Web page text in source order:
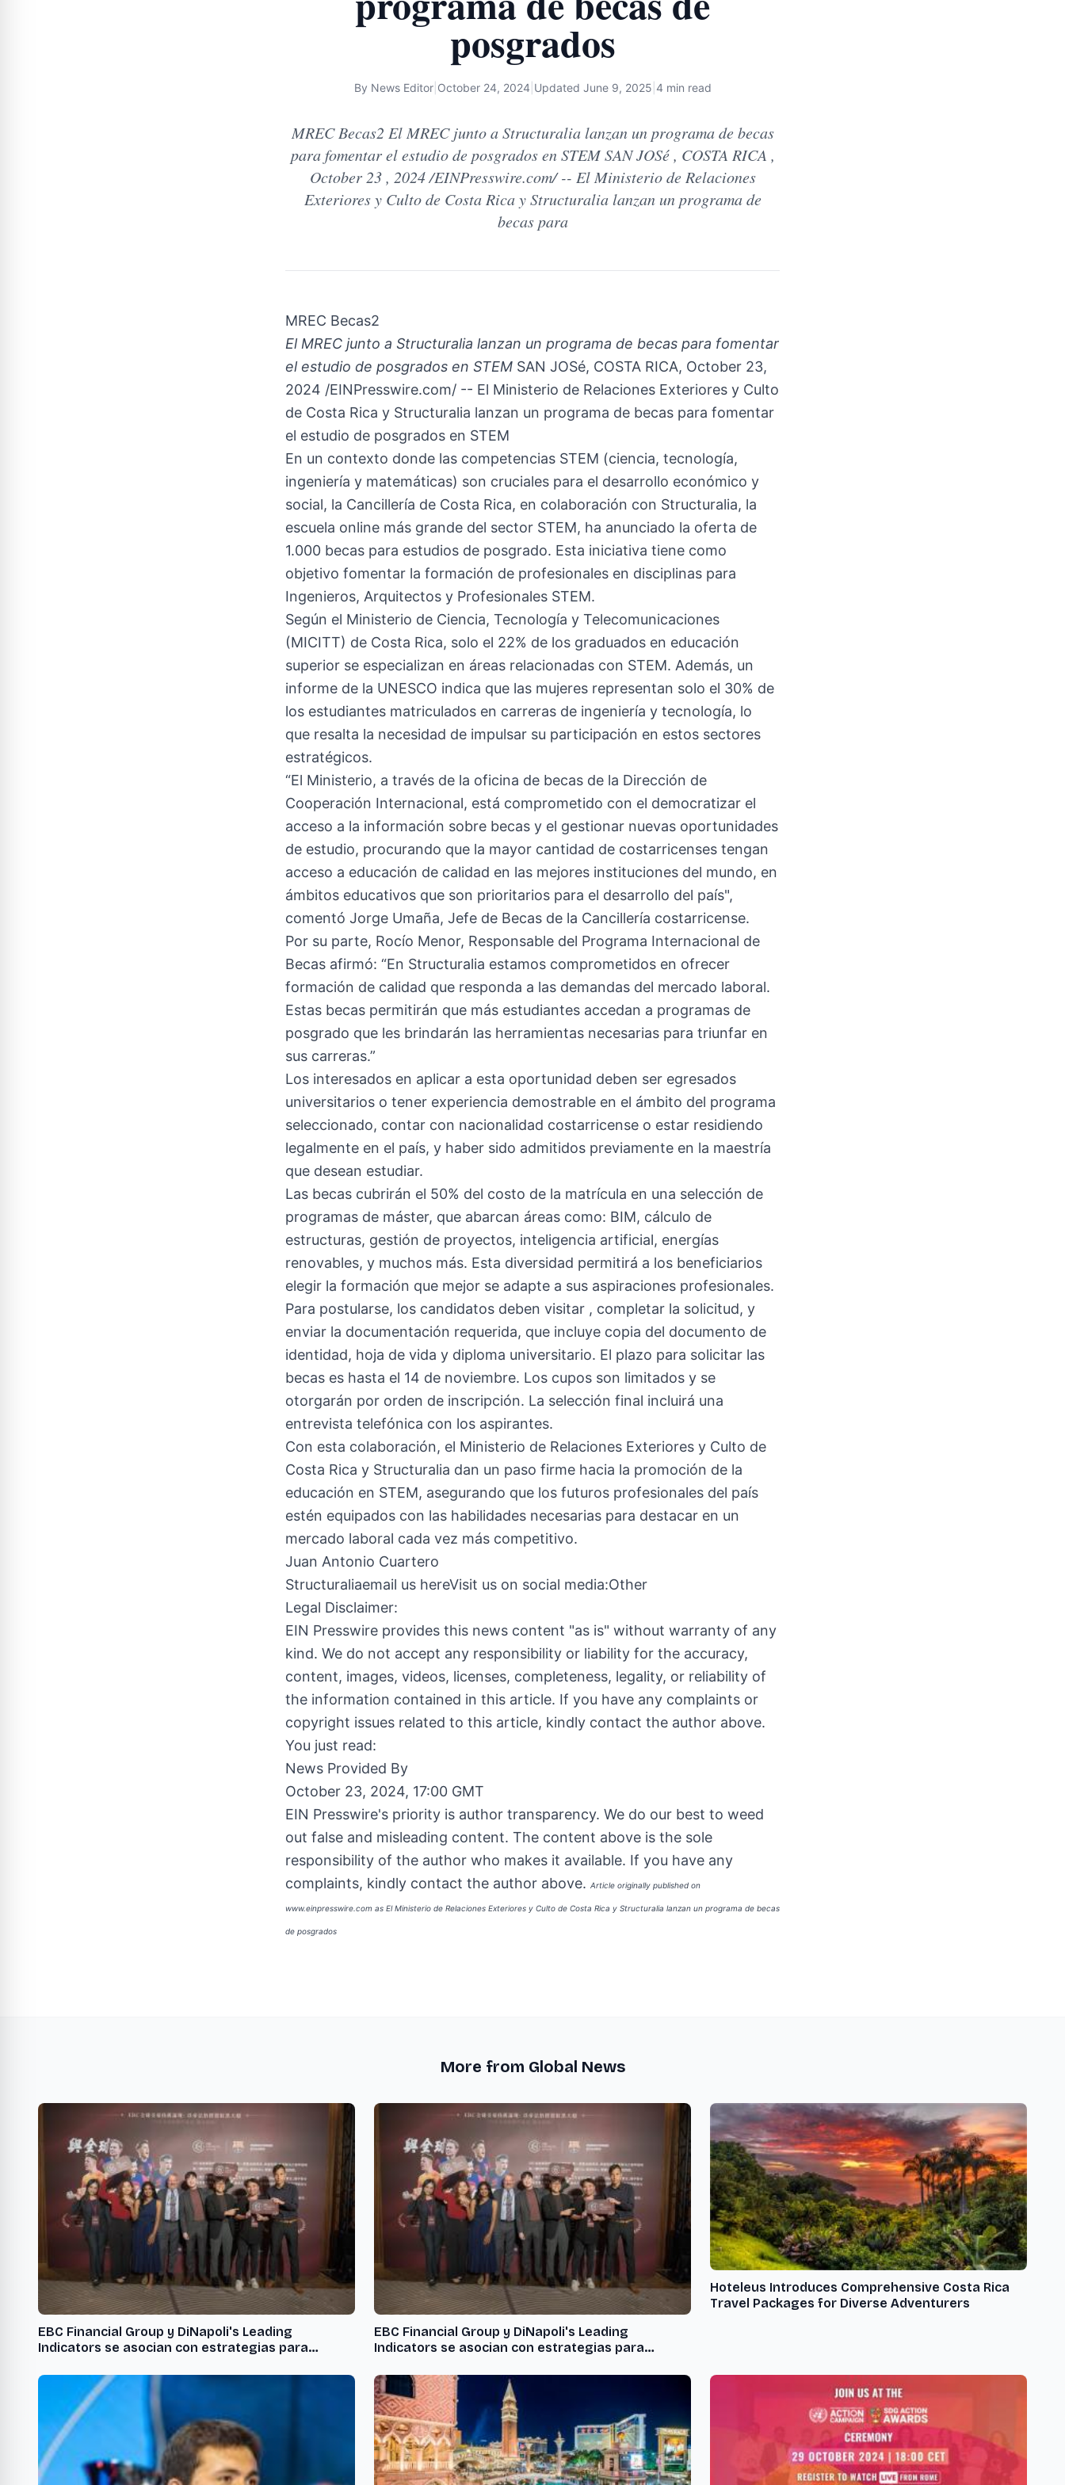
posgrados
By News Editor| October 24, 2024 Updated June 9, 2025 4 min read
MREC Becas2 El MREC junto a Structuralia lanzan un programa de becas
para fomentar el estudio de posgrados en STEM SAN JOSé , COSTA RICA ,
October 23 , 2024 /EINPresswire.com/ -- El Ministerio de Relaciones
Exteriores y Culto de Costa Rica y Structuralia lanzan un programa de
becas para
MREC Becas2
El MREC junto a Structuralia lanzan un programa de becas para fomentar
el estudio de posgrados en STEM SAN JOSé, COSTA RICA, October 23,
2024 /EINPresswire.com/ -- El Ministerio de Relaciones Exteriores y Culto
de Costa Rica y Structuralia lanzan un programa de becas para fomentar
el estudio de posgrados en STEM
En un contexto donde las competencias STEM (ciencia, tecnología,
ingeniería y matemáticas) son cruciales para el desarrollo económico y
social, la Cancillería de Costa Rica, en colaboración con Structuralia, la
escuela online más grande del sector STEM, ha anunciado la oferta de
1.000 becas para estudios de posgrado. Esta iniciativa tiene como
objetivo fomentar la formación de profesionales en disciplinas para
Ingenieros, Arquitectos y Profesionales STEM.
Según el Ministerio de Ciencia, Tecnología y Telecomunicaciones
(MICITT) de Costa Rica, solo el 22% de los graduados en educación
superior se especializan en áreas relacionadas con STEM. Además, un
informe de la UNESCO indica que las mujeres representan solo el 30% de
los estudiantes matriculados en carreras de ingeniería y tecnología, lo
que resalta la necesidad de impulsar su participación en estos sectores
estratégicos.
“El Ministerio, a través de la oficina de becas de la Dirección de
Cooperación Internacional, está comprometido con el democratizar el
acceso a la información sobre becas y el gestionar nuevas oportunidades
de estudio, procurando que la mayor cantidad de costarricenses tengan
acceso a educación de calidad en las mejores instituciones del mundo, en
ámbitos educativos que son prioritarios para el desarrollo del país",
comentó Jorge Umaña, Jefe de Becas de la Cancillería costarricense.
Por su parte, Rocío Menor, Responsable del Programa Internacional de
Becas afirmó: “En Structuralia estamos comprometidos en ofrecer
formación de calidad que responda a las demandas del mercado laboral.
Estas becas permitirán que más estudiantes accedan a programas de
posgrado que les brindarán las herramientas necesarias para triunfar en
sus carreras.”
Los interesados en aplicar a esta oportunidad deben ser egresados
universitarios o tener experiencia demostrable en el ámbito del programa
seleccionado, contar con nacionalidad costarricense o estar residiendo
legalmente en el país, y haber sido admitidos previamente en la maestría
que desean estudiar.
Las becas cubrirán el 50% del costo de la matrícula en una selección de
programas de máster, que abarcan áreas como: BIM, cálculo de
estructuras, gestión de proyectos, inteligencia artificial, energías
renovables, y muchos más. Esta diversidad permitirá a los beneficiarios
elegir la formación que mejor se adapte a sus aspiraciones profesionales.
Para postularse, los candidatos deben visitar , completar la solicitud, y
enviar la documentación requerida, que incluye copia del documento de
identidad, hoja de vida y diploma universitario. El plazo para solicitar las
becas es hasta el 14 de noviembre. Los cupos son limitados y se
otorgarán por orden de inscripción. La selección final incluirá una
entrevista telefónica con los aspirantes.
Con esta colaboración, el Ministerio de Relaciones Exteriores y Culto de
Costa Rica y Structuralia dan un paso firme hacia la promoción de la
educación en STEM, asegurando que los futuros profesionales del país
estén equipados con las habilidades necesarias para destacar en un
mercado laboral cada vez más competitivo.
Juan Antonio Cuartero
Structuraliaemail us hereVisit us on social media:Other
Legal Disclaimer:
EIN Presswire provides this news content "as is" without warranty of any
kind. We do not accept any responsibility or liability for the accuracy,
content, images, videos, licenses, completeness, legality, or reliability of
the information contained in this article. If you have any complaints or
copyright issues related to this article, kindly contact the author above.
You just read:
News Provided By
October 23, 2024, 17:00 GMT
EIN Presswire's priority is author transparency. We do our best to weed
out false and misleading content. The content above is the sole
responsibility of the author who makes it available. If you have any
complaints, kindly contact the author above. Article originally published on
www.einpresswire.com as El Ministerio de Relaciones Exteriores y Culto de Costa Rica y Structuralia lanzan un programa de becas
de posgrados
More from Global News
EBC Financial Group y DiNapoli's Leading
Indicators se asocian con estrategias para
EBC Financial Group y DiNapoli's Leading
Indicators se asocian con estrategias para
Hoteleus Introduces Comprehensive Costa Rica
Travel Packages for Diverse Adventurers